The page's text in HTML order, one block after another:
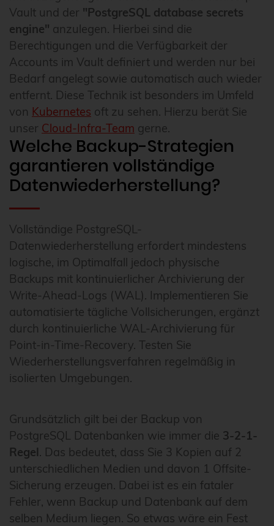
Vault und der "PostgreSQL database secrets
engine" anzulegen. Hierbei sind die
Berechtigungen und die Verfügbarkeit der
Accounts im Vault definiert und werden nur bei
Bedarf angelegt sowie automatisch auch wieder
entfernt. Diese Technik ist besonders im Umfeld
von Kubernetes oft zu sehen. Hierzu berät Sie
unser Cloud-Infra-Team gerne.
Welche Backup-Strategien
garantieren vollständige
Datenwiederherstellung?
Vollständige PostgreSQL-
Datenwiederherstellung erfordert mindestens
logische, im Optimalfall jedoch physische
Backups mit kontinuierlicher Archivierung der
Write-Ahead-Logs (WAL). Implementieren Sie
automatisierte tägliche Vollsicherungen, ergänzt
durch kontinuierliche WAL-Archivierung für
Point-in-Time-Recovery. Testen Sie
Wiederherstellungsverfahren regelmäßig in
isolierten Umgebungen.
Grundsätzlich gilt bei der Backup von
PostgreSQL Datenbanken wie immer die 3-2-1-
Regel. Das bedeutet, dass Sie 3 Kopien auf 2
unterschiedlichen Medien und davon 1 Offsite-
Sicherung erzeugen. Dabei ist es ein fataler
Fehler, wenn Backup und Datenbank auf dem
selben Medium liegen. So etwas wäre ein Fest